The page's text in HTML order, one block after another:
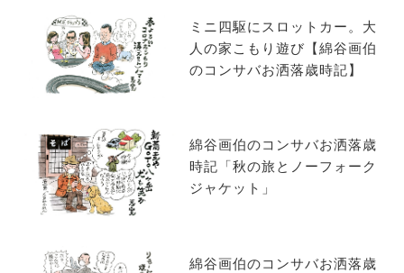
ミニ四駆にスロットカー。大
人の家こもり遊び【綿谷画伯
のコンサバお洒落歳時記】
綿谷画伯のコンサバお洒落歳
時記「秋の旅とノーフォーク
ジャケット」
綿谷画伯のコンサバお洒落歳
MAGAZINE
ABOUT SITE
サイトマップ